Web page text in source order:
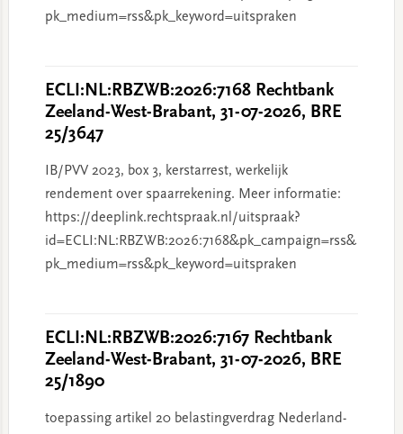
pk_medium=rss&pk_keyword=uitspraken
ECLI:NL:RBZWB:2026:7168 Rechtbank
Zeeland-West-Brabant, 31-07-2026, BRE
25/3647
IB/PVV 2023, box 3, kerstarrest, werkelijk
rendement over spaarrekening. Meer informatie:
https://deeplink.rechtspraak.nl/uitspraak?
id=ECLI:NL:RBZWB:2026:7168&pk_campaign=rss&
pk_medium=rss&pk_keyword=uitspraken
ECLI:NL:RBZWB:2026:7167 Rechtbank
Zeeland-West-Brabant, 31-07-2026, BRE
25/1890
toepassing artikel 20 belastingverdrag Nederland-